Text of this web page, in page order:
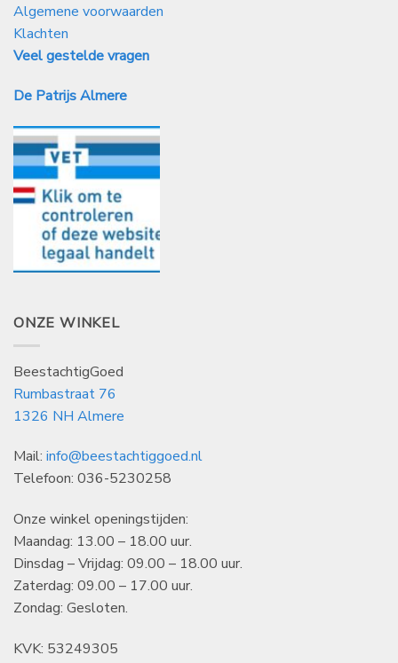
Algemene voorwaarden
Klachten
Veel gestelde vragen
De Patrijs Almere
ONZE WINKEL
BeestachtigGoed
Rumbastraat 76
1326 NH Almere
Mail: info@beestachtiggoed.nl
Telefoon: 036-5230258
Onze winkel openingstijden:
Maandag: 13.00 – 18.00 uur.
Dinsdag – Vrijdag: 09.00 – 18.00 uur.
Zaterdag: 09.00 – 17.00 uur.
Zondag: Gesloten.
KVK: 53249305